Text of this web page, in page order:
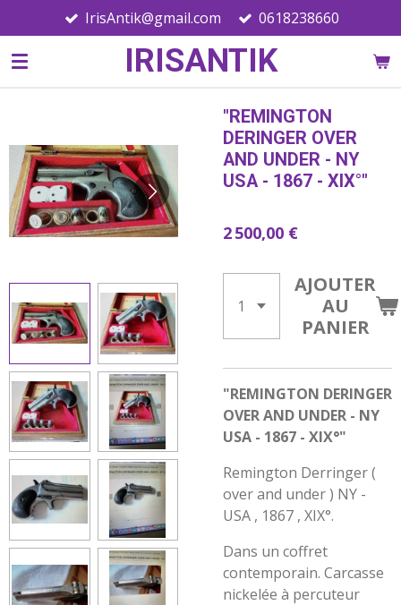
au
contenu
IRISANTIK
IrisAntik@gmail.com 0618238660
"REMINGTON
DERINGER OVER
AND UNDER - NY
USA - 1867 - XIX°"
2 500,00 €
AJOUTER
AU
PANIER
"REMINGTON DERINGER
OVER AND UNDER - NY
USA - 1867 - XIX°"
Remington Derringer (
over and under ) NY -
USA , 1867 , XIX°.
Dans un coffret
contemporain. Carcasse
nickelée à percuteur